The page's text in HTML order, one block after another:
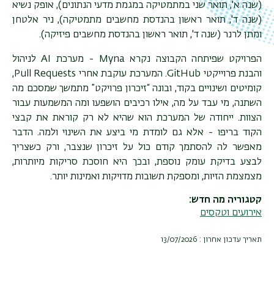
(שנה א', תואר שני במתמטיקה במגמת מדעי הנתונים), אופק נשיא
(שנה ד', תואר ראשון בהנדסת מחשבים מתמטיקה), ניר אלטחן
ומתן לרנר (שנה ד', תואר ראשון בהנדסת מחשבים פיזיקה).
הפרויקט שפיתחה הקבוצה נקרא Myna - מערכת AIלניהול
והבנת פרוייקטי GitHub. המערכת עוקבת אחרי Pull Requests
,
קומיטים ושינויים בקוד, ובונה “זיכרון פרויקט” מתמשך שמסכם מה
השתנה, מי עבד על מה, אילו רכיבים הושפעו ומה המשמעות עבור
הצוות. ייחודה של המערכת הוא שהיא לא רק קוראת את קבצי
הקוד בריפו - אלא גם לומדת מי ביצע את השינוי ולמה. הדבר
מאפשר לה להסתמך קודם כול על זיכרון שנצבר, ורק כשצריך
לבצע בדיקת עומק נוספת, ובכך היא חוסכת סריקות מיותרות,
מצמצמת הזיות, ומספקת תשובות מדויקות ואמינות יותר.
קטגוריה מה חדש
אירועים וטקסים
תאריך עדכון אחרון : 13/07/2026